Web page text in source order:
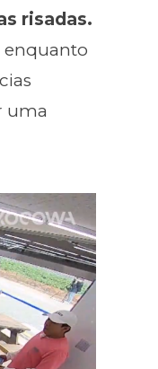
risadas.
enquanto
uma